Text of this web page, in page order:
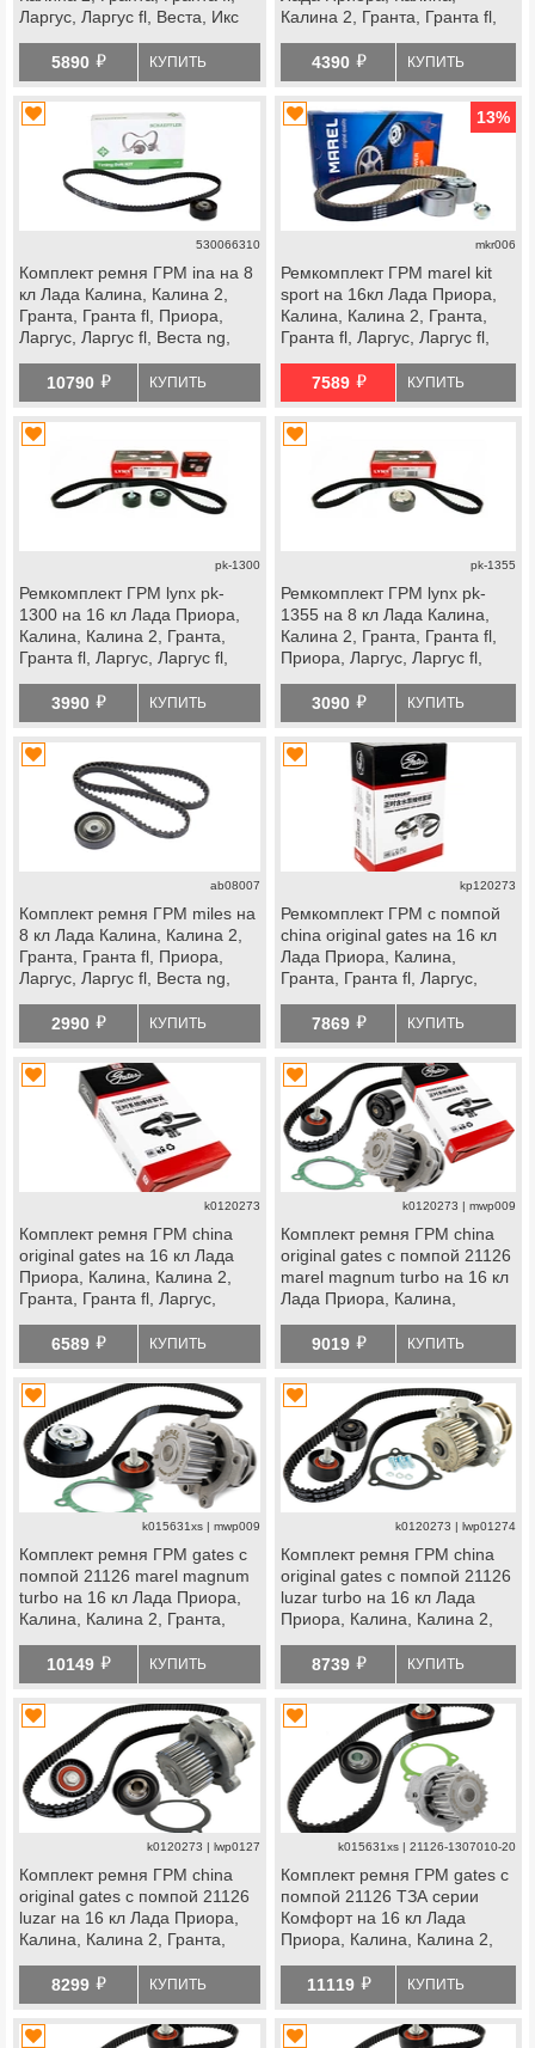
Ларгус, Ларгус fl, Веста, Икс
5890 й КУПИТЬ
Калина 2, Гранта, Гранта fl,
Рей, datsun
4390 й КУПИТЬ
530066310
Комплект ремня ГРМ ina на 8
кл Лада Калина, Калина 2,
Гранта, Гранта fl, Приора,
Ларгус, Ларгус fl, Веста ng,
10790 й КУПИТЬ
13%
mkr006
Ремкомплект ГРМ marel kit
sport на 16кл Лада Приора,
Калина, Калина 2, Гранта,
Гранта fl, Ларгус, Ларгус fl,
7589 й КУПИТЬ
pk-1300
Ремкомплект ГРМ lynx pk-
1300 на 16 кл Лада Приора,
Калина, Калина 2, Гранта,
Гранта fl, Ларгус, Ларгус fl,
3990 й КУПИТЬ
pk-1355
Ремкомплект ГРМ lynx pk-
1355 на 8 кл Лада Калина,
Калина 2, Гранта, Гранта fl,
Приора, Ларгус, Ларгус fl,
3090 й КУПИТЬ
ab08007
Комплект ремня ГРМ miles на
8 кл Лада Калина, Калина 2,
Гранта, Гранта fl, Приора,
Ларгус, Ларгус fl, Веста ng,
2990 й КУПИТЬ
kp120273
Ремкомплект ГРМ с помпой
china original gates на 16 кл
Лада Приора, Калина,
Гранта, Гранта fl, Ларгус,
datsun7869 й КУПИТЬ
k0120273
Комплект ремня ГРМ china
original gates на 16 кл Лада
Приора, Калина, Калина 2,
Гранта, Гранта fl, Ларгус,
Рей, datsun
6589 й КУПИТЬ
k0120273 | mwp009
Комплект ремня ГРМ china
original gates с помпой 21126
marel magnum turbo на 16 кл
Лада Приора, Калина,
Ларгус, Ларгус fl, Веста, Икс
Рей, datsun
9019 й КУПИТЬ
k015631xs | mwp009
Комплект ремня ГРМ gates с
помпой 21126 marel magnum
turbo на 16 кл Лада Приора,
Калина, Калина 2, Гранта,
Веста, Икс Рей, datsun
10149 й КУПИТЬ
k0120273 | lwp01274
Комплект ремня ГРМ china
original gates с помпой 21126
luzar turbo на 16 кл Лада
Приора, Калина, Калина 2,
Ларгус fl, Веста, Икс
Рей, datsun
8739 й КУПИТЬ
k0120273 | lwp0127
Комплект ремня ГРМ china
original gates с помпой 21126
luzar на 16 кл Лада Приора,
Калина, Калина 2, Гранта,
Веста, Икс Рей, datsun
8299 й КУПИТЬ
k015631xs | 21126-1307010-20
Комплект ремня ГРМ gates с
помпой 21126 ТЗА серии
Комфорт на 16 кл Лада
Приора, Калина, Калина 2,
Ларгус fl, Веста, Икс
Рей, datsun
11119 й КУПИТЬ